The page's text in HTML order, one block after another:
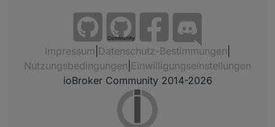
Community
Impressum Datenschutz-Bestimmungen
Nutzungsbedingungen Einwilligungseinstellungen
ioBroker Community 2014-2026